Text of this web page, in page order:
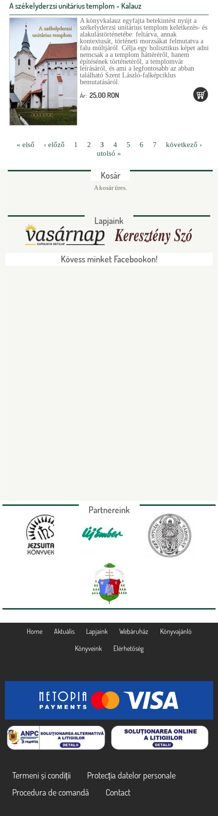
A székelyderzsi unitárius templom - Kalauz
A könyvkalauz egyfajta betekintést nyújt a
székelyderzsi unitárius templom keletkezés- és
alakulástörténetébe: feltárva, annak
kontextusát, történeti morzsákat felmutatva a
falu múltjáról. Célja egy holisztikus képet adni
nemcsak a a templom háttéréről, hanem
építésének történetéről, a templomvár
leírásáról, és ami a legfontosabb az abban
található Szent László-falképciklus
bemutatásáról.
Ár: 25,00 RON
« első ‹ előző 1 2 3 4 5 6 7
következő ›
utolsó »
Kosár
A kosár üres.
Lapjaink
Kövess minket Facebookon!
Partnereink
Home Aktuális Lapjaink Webáruház Könyvajánló
Könyveink Elérhetőség
Termeni și condiții
Protecția datelor personale
Procedura de comandă
Contact